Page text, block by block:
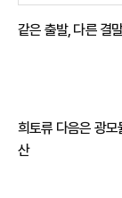
같은 출발, 다른 결
희토류 다음은 광
산